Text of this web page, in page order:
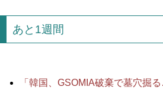
あと1週間
「韓国、GSOMIA破棄で墓穴掘